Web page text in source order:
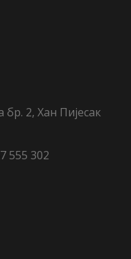
2, Хан Пијесак
555 302